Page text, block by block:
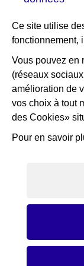
Ce site utilise
fonctionnement,
Vous pouvez en
(réseaux
amélioration de
vos choix à tout
des Cookies»
Pour en savoir